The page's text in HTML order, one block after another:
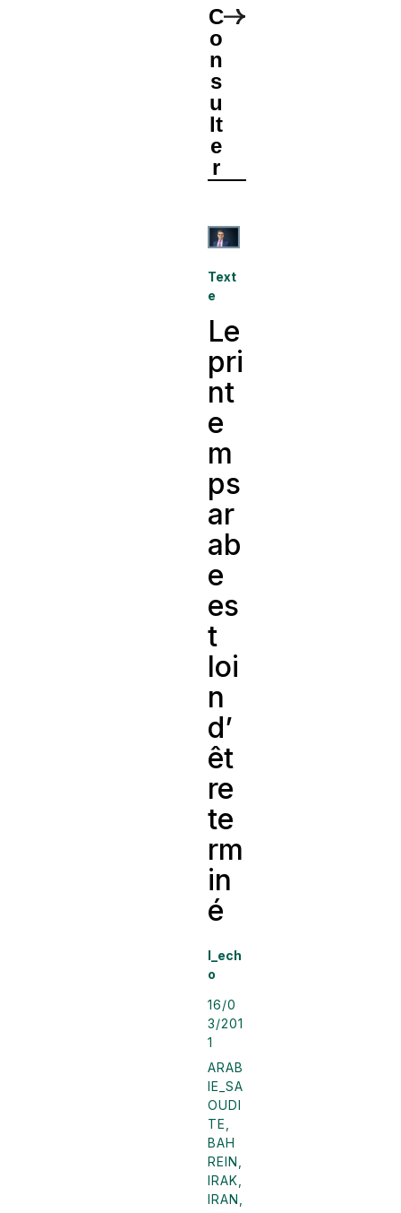
C
o
n
s
u
lt
e
r
Text
e
Le
pri
nt
e
m
ps
ar
ab
e
es
t
loi
n
d’
êt
re
te
rm
in
é
l_ech
o
16/0
3/201
1
ARAB
IE_SA
OUDI
TE
BAH
REIN
IRAK
IRAN